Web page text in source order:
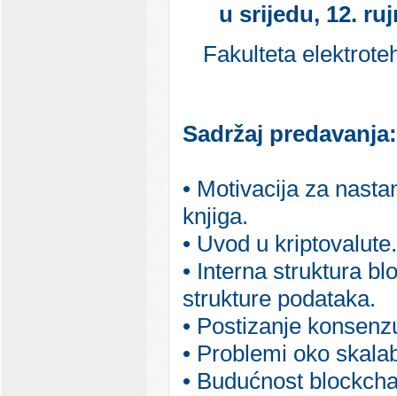
u srijedu, 12.
Fakulteta
Sadržaj predavanja:
• Motivacija za
knjiga.
• Uvod u kriptovalute.
• Interna struktura
strukture podataka.
• Postizanje
• Problemi oko
• Budućnost